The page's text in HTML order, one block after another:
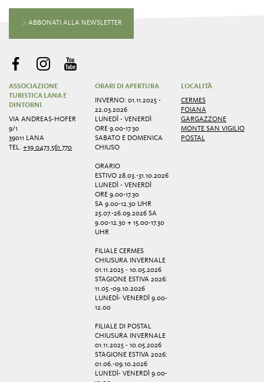
ABBONATI ALLA NEWSLETTER
ASSOCIAZIONE
TURISTICA LANA E
DINTORNI
VIA ANDREAS-HOFER
9/1
39011 LANA
TEL.+39 0473 561 770
ORARI DI APERTURA
INVERNO: 01.11.2025 -
22.03.2026
LUNEDÌ - VENERDÌ
ORE 9.00-17.30
SABATO E DOMENICA
CHIUSO
ORARIO
ESTIVO 28.03.-31.10.2026
LUNEDÌ - VENERDÌ
ORE 9.00-17.30
SA 9.00-12.30 UHR
25.07.-26.09.2026 SA
9.00-12.30 + 15.00-17.30
UHR
FILIALE CERMES
CHIUSURA INVERNALE
01.11.2025 - 10.05.2026
STAGIONE ESTIVA 2026:
11.05.-09.10.2026
LUNEDÌ- VENERDÌ 9.00-
12.00
FILIALE DI POSTAL
CHIUSURA INVERNALE
01.11.2025 - 10.05.2026
STAGIONE ESTIVA 2026:
01.06.-09.10.2026
LUNEDÌ- VENERDÌ 9.00-
LOCALITÀ
CERMES
FOIANA
GARGAZZONE
MONTE SAN VIGILIO
POSTAL